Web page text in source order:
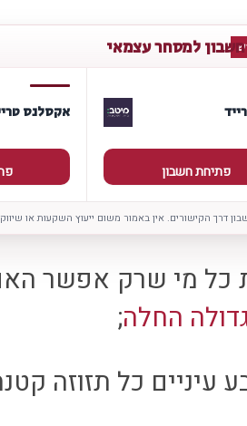
למסחר עצמאי
פתיחת חשבון
אקסלנס
דרך הקישורים. אין באמור משום ייעוץ השקעות או
מי שרק אפשר
החלה;
כל תזוזה